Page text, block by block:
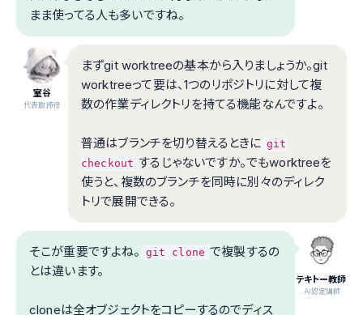
まま使ってる人も多いですね。
室谷
代表取締役
まずgit worktreeの基本から入りましょうか。git
worktreeって要は、1つのリポジトリに対して複
数の作業ディレクトリを持てる機能なんですよ。
普通はブランチを切り替えるときに git
checkout するじゃないですか。でもworktreeを
使うと、複数のブランチを同時に別々のディレク
トリで展開できる。
テキトー教師
.AI認定講師
そこが重要ですよね。 git clone で複製するの
とは違います。
cloneは全オブジェクトをコピーするのでディス